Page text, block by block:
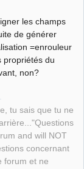
les champs
de générer
=enrouleur
propriétés du
non?
tu sais que tu ne
and will NOT
concernant
forum et ne